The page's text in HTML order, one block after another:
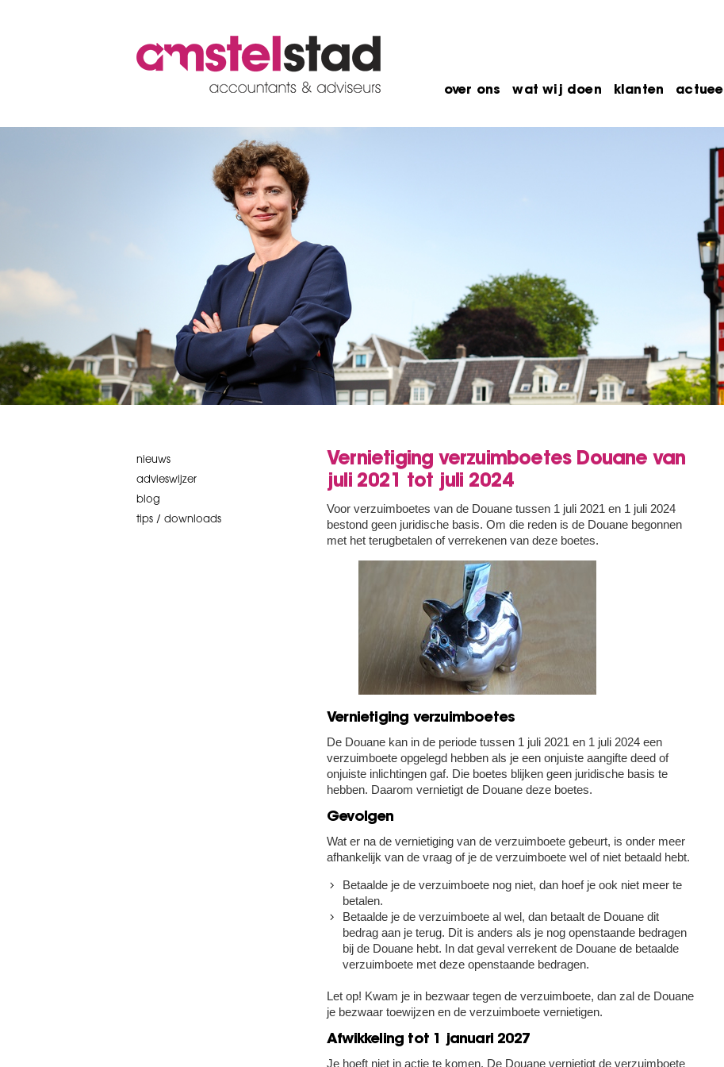
over ons wat wij doen klanten actueel
nieuws
advieswijzer
blog
tips / downloads
Vernietiging verzuimboetes Douane van
juli 2021 tot juli 2024
Voor verzuimboetes van de Douane tussen 1 juli 2021 en 1 juli 2024
bestond geen juridische basis. Om die reden is de Douane begonnen
met het terugbetalen of verrekenen van deze boetes.
Vernietiging verzuimboetes
De Douane kan in de periode tussen 1 juli 2021 en 1 juli 2024 een
verzuimboete opgelegd hebben als je een onjuiste aangifte deed of
onjuiste inlichtingen gaf. Die boetes blijken geen juridische basis te
hebben. Daarom vernietigt de Douane deze boetes.
Gevolgen
Wat er na de vernietiging van de verzuimboete gebeurt, is onder meer
afhankelijk van de vraag of je de verzuimboete wel of niet betaald hebt.
Betaalde je de verzuimboete nog niet, dan hoef je ook niet meer te
betalen.
Betaalde je de verzuimboete al wel, dan betaalt de Douane dit
bedrag aan je terug. Dit is anders als je nog openstaande bedragen
bij de Douane hebt. In dat geval verrekent de Douane de betaalde
verzuimboete met deze openstaande bedragen.
Let op! Kwam je in bezwaar tegen de verzuimboete, dan zal de Douane
je bezwaar toewijzen en de verzuimboete vernietigen.
Afwikkeling tot 1 januari 2027
Je hoeft niet in actie te komen. De Douane vernietigt de verzuimboete